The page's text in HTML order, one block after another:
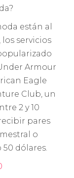
están al
servicios
Armour
Eagle
Club, un
2 y 10
pares
o
dólares.